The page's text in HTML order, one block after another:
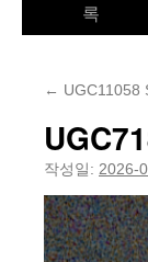
록
← UGC11058
작성일: 2026-